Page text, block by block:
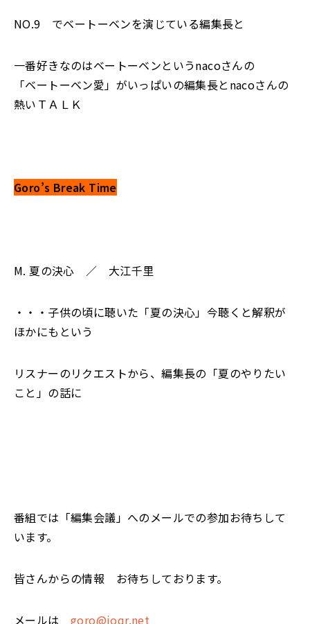
NO.9 でベートーベンを演じている編集長と
一番好きなのはベートーベンというnacoさんの
「ベートーベン愛」がいっぱいの編集長とnacoさんの
熱いＴＡＬＫ
Goro’s Break Time
M. 夏の決心 ／ 大江千里
・・・子供の頃に聴いた「夏の決心」今聴くと解釈が
ほかにもという
リスナーのリクエストから、編集長の「夏のやりたい
こと」の話に
番組では「編集会議」へのメールでの参加お待ちして
います。
皆さんからの情報 お待ちしております。
メールは goro@joqr.net